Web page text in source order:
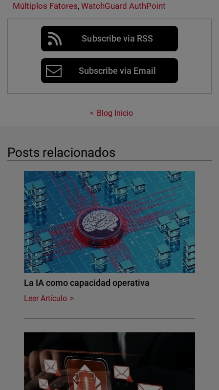
Múltiplos Fatores, WatchGuard AuthPoint
Subscribe via RSS
Subscribe via Email
Blog Inicio
Posts relacionados
La IA como capacidad operativa
Leer Artículo